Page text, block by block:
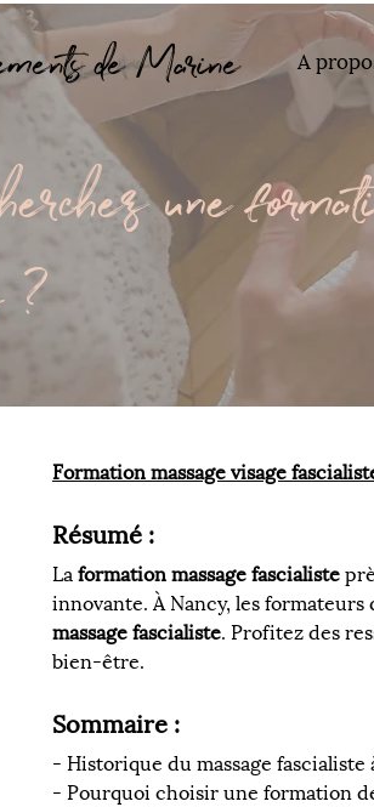
de Marine A
une
?
Formation massage visage
Résumé :
La formation massage fascialiste
innovante. À Nancy, les formateurs
massage fascialiste. Profitez des
bien-être.
Sommaire :
- Historique du massage fascialiste
- Pourquoi choisir une formation